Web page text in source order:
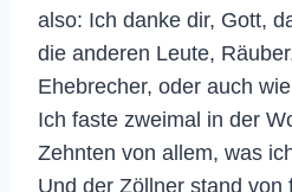
also: Ich danke dir, Gott,
die anderen Leute,
Ehebrecher, oder auch
Ich faste zweimal in der
Zehnten von allem, was
Und der Zöllner stand von